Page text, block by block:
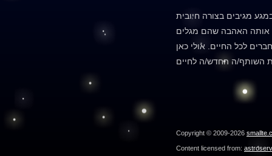
מגיבים בצורה חיובית
אותה האהבה שהם מגלים
לכל החיים. אולי כאן
Copyright © 2009-2026
Content licensed from: